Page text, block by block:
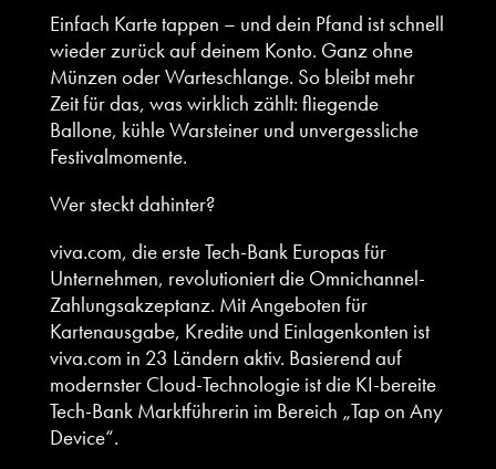
Einfach Karte tappen – und dein Pfand ist schnell
wieder zurück auf deinem Konto. Ganz ohne
Münzen oder Warteschlange. So bleibt mehr
Zeit für das, was wirklich zählt: fliegende
Ballone, kühle Warsteiner und unvergessliche
Festivalmomente.
Wer steckt dahinter?
viva.com, die erste Tech-Bank Europas für
Unternehmen, revolutioniert die Omnichannel-
Zahlungsakzeptanz. Mit Angeboten für
Kartenausgabe, Kredite und Einlagenkonten ist
viva.com in 23 Ländern aktiv. Basierend auf
modernster Cloud-Technologie ist die KI-bereite
Tech-Bank Marktführerin im Bereich „Tap on Any
Device“.